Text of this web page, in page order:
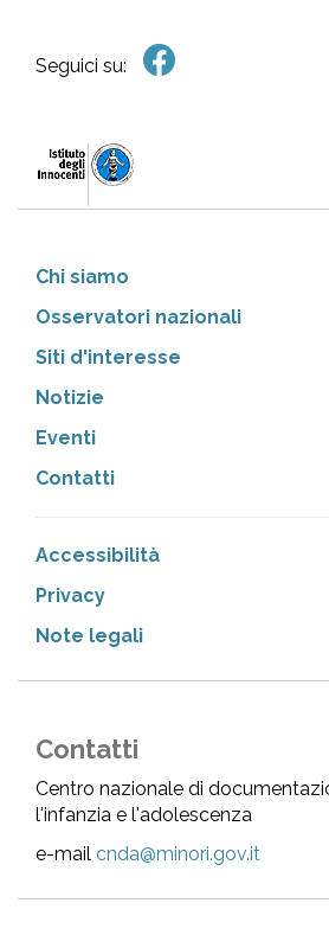
Seguici su:
Chi siamo
Osservatori nazionali
Siti d'interesse
Notizie
Eventi
Contatti
Accessibilità
Privacy
Note legali
Contatti
Centro nazionale di
l'infanzia e l'adolescenza
e-mail cnda@minori.gov.it